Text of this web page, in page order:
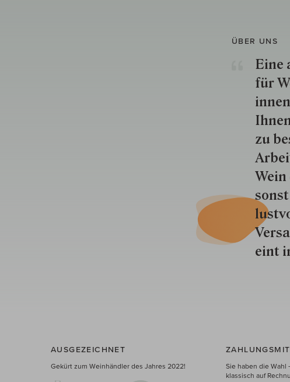
ÜBER UNS
Eine
für
zu
Wein
eint
AUSGEZEICHNET
Gekürt zum Weinhändler des Jahres 2022!
Sie haben die Wahl
klassisch auf